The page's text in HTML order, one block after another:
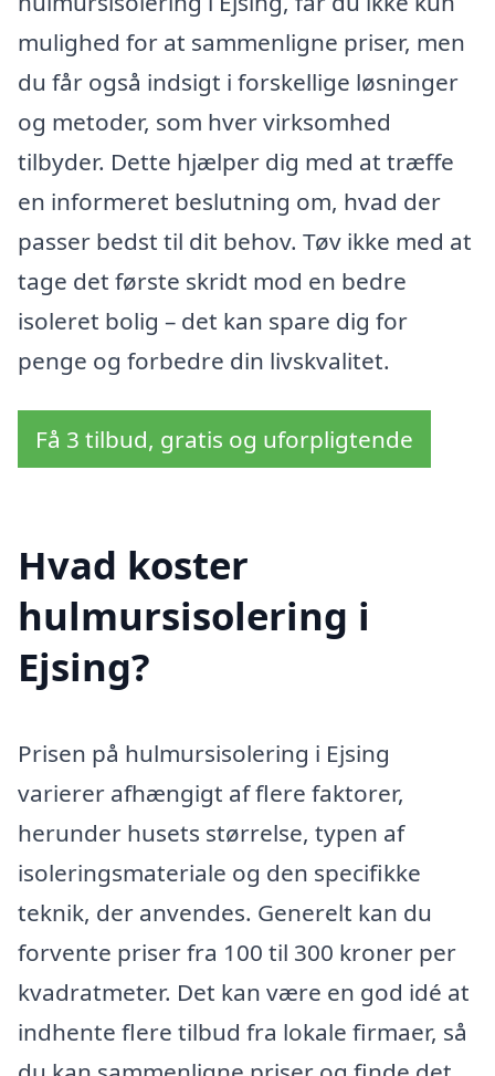
mulighed for at sammenligne priser, men
du får også indsigt i forskellige løsninger
og metoder, som hver virksomhed
tilbyder. Dette hjælper dig med at træffe
en informeret beslutning om, hvad der
passer bedst til dit behov. Tøv ikke med at
tage det første skridt mod en bedre
isoleret bolig – det kan spare dig for
penge og forbedre din livskvalitet.
Få 3 tilbud, gratis og uforpligtende
Hvad koster
hulmursisolering i
Ejsing?
Prisen på hulmursisolering i Ejsing
varierer afhængigt af flere faktorer,
herunder husets størrelse, typen af
isoleringsmateriale og den specifikke
teknik, der anvendes. Generelt kan du
forvente priser fra 100 til 300 kroner per
kvadratmeter. Det kan være en god idé at
indhente flere tilbud fra lokale firmaer, så